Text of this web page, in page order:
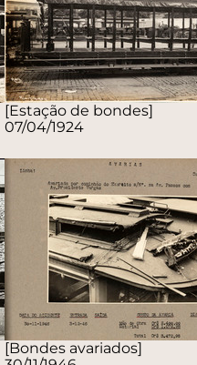
[Estação de bondes]
07/04/1924
[Bondes avariados]